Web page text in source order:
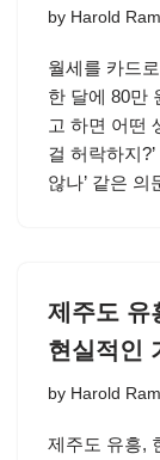
by Harold
월세를 카드
한 달에 80만
고 하면 어떤
걸 허락하지
않나’ 같은
제주도 유
현실적인
by Harold
제주도 유흥,